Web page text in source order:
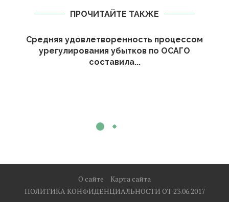
ПРОЧИТАЙТЕ ТАКЖЕ
Средняя удовлетворенность процессом
урегулирования убытков по ОСАГО
составила...
О сайте
Карта сайта
ПОЛИТИКА КОНФИДЕНЦИАЛЬНОСТИ ОТ 23.06.2017